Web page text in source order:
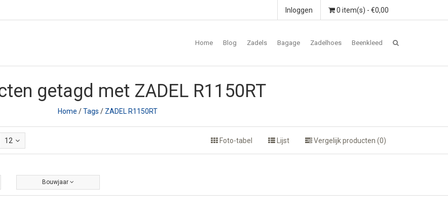
0 item(s) - €0,00
Inloggen
Home Blog Zadels Bagage Zadelhoes Beenkleed
getagd met ZADEL R1150RT
Home /Tags / ZADEL R1150RT
12 Foto-tabel Lijst Vergelijk producten (0)
Bouwjaar